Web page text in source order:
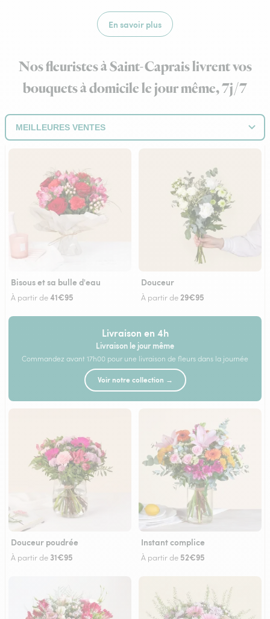
En savoir plus
Nos fleuristes à Saint-Caprais livrent vos
bouquets à domicile le jour même, 7j/7
Bisous et sa bulle d'eau
À partir de41€95
Douceur
À partir de29€95
Livraison en 4h
Livraison le jour même
Commandez avant 17h00 pour une livraison de fleurs dans la journée
Voir notre collection →
Douceur poudrée
À partir de 31€95
Instant complice
À partir de 52€95